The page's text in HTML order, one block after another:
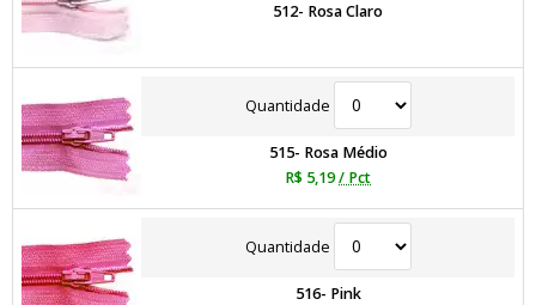
512- Rosa Claro
Quantidade
515- Rosa Médio
R$ 5,19/ Pct
Quantidade
516- Pink